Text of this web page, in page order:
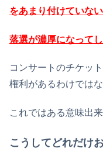
をあまり付けていな
落選が濃厚になって
コンサートのチケッ
権利があるわけではな
これではある意味出
こうして どれだけ